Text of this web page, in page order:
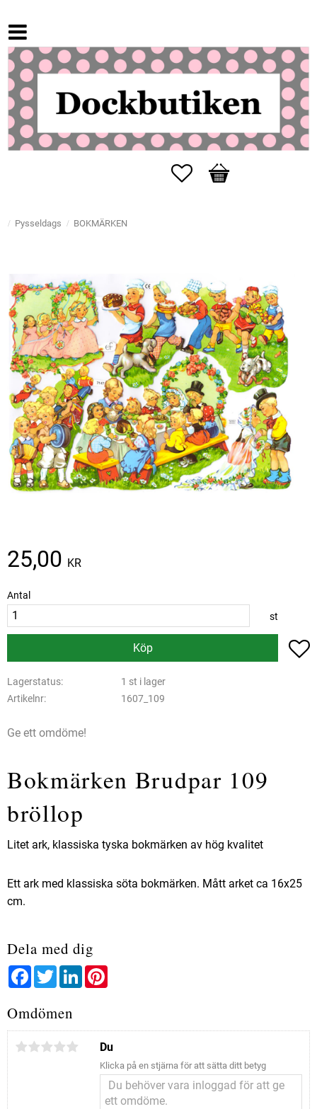
Favoriter
Kundvagn
Pysseldags BOKMÄRKEN
25,00 KR
Antal
st
Köp
Lagerstatus
1 st i lager
Artikelnr
1607_109
Ge ett omdöme!
Bokmärken Brudpar 109
bröllop
Litet ark, klassiska tyska bokmärken av hög kvalitet
Ett ark med klassiska söta bokmärken. Mått arket ca 16x25
cm.
Dela med dig
FacebookTwitterLinkedIn
Omdömen
Du
Klicka på en stjärna för att sätta ditt betyg